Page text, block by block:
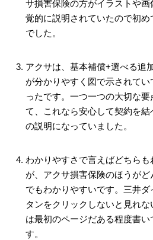
サ損害保険の方がイラストや
覚的に説明されていたので初
でした。
アクサは、基本補償+選べる追
が分かりやすく図で示されて
ったです。一つ一つの大切な
て、これなら安心して契約を
の説明になっていました。
わかりやすさで言えばどちら
が、アクサ損害保険のほうが
でもわかりやすいです。三井
タンをクリックしないと見れ
は最初のページだある程度書
す。